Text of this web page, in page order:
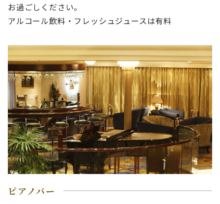
お過ごしください。
アルコール飲料・フレッシュジュースは有料
ピアノバー